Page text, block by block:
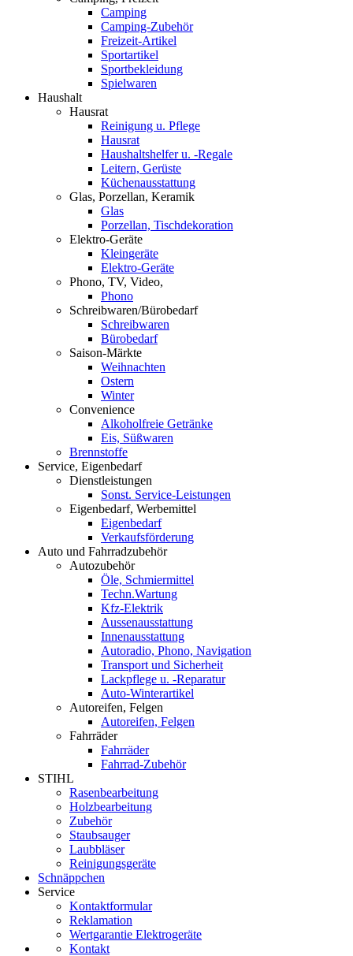
Camping
Camping-Zubehör
Freizeit-Artikel
Sportartikel
Sportbekleidung
Spielwaren
Haushalt
Hausrat
Reinigung u. Pflege
Hausrat
Haushaltshelfer u. -Regale
Leitern, Gerüste
Küchenausstattung
Glas, Porzellan, Keramik
Glas
Porzellan, Tischdekoration
Elektro-Geräte
Kleingeräte
Elektro-Geräte
Phono, TV, Video,
Phono
Schreibwaren/Bürobedarf
Schreibwaren
Bürobedarf
Saison-Märkte
Weihnachten
Ostern
Winter
Convenience
Alkoholfreie Getränke
Eis, Süßwaren
Brennstoffe
Service, Eigenbedarf
Dienstleistungen
Sonst. Service-Leistungen
Eigenbedarf, Werbemittel
Eigenbedarf
Verkaufsförderung
Auto und Fahrradzubehör
Autozubehör
Öle, Schmiermittel
Techn.Wartung
Kfz-Elektrik
Aussenausstattung
Innenausstattung
Autoradio, Phono, Navigation
Transport und Sicherheit
Lackpflege u. -Reparatur
Auto-Winterartikel
Autoreifen, Felgen
Autoreifen, Felgen
Fahrräder
Fahrräder
Fahrrad-Zubehör
STIHL
Rasenbearbeitung
Holzbearbeitung
Zubehör
Staubsauger
Laubbläser
Reinigungsgeräte
Schnäppchen
Service
Kontaktformular
Reklamation
Wertgarantie Elektrogeräte
Kontakt